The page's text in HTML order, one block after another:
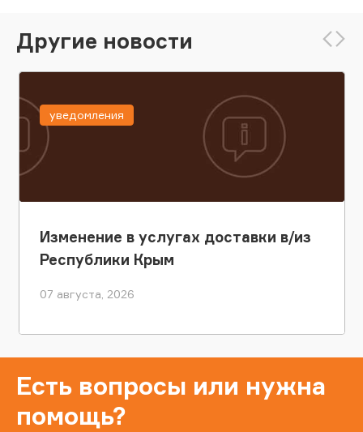
Другие новости
Изменение в услугах доставки в/из
Республики Крым
07 августа, 2026
уведомления
Есть вопросы или нужна
помощь?